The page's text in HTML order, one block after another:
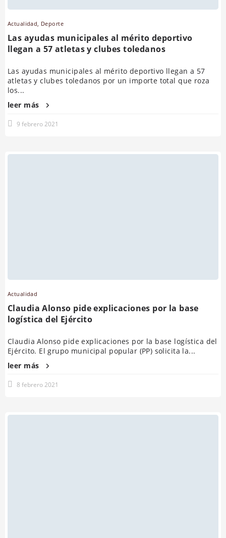
Actualidad, Deporte
Las ayudas municipales al mérito deportivo
llegan a 57 atletas y clubes toledanos
Las ayudas municipales al mérito deportivo llegan a 57
atletas y clubes toledanos por un importe total que roza
los...
leer más
9 febrero 2021
Actualidad
Claudia Alonso pide explicaciones por la base
logística del Ejército
Claudia Alonso pide explicaciones por la base logística del
Ejército. El grupo municipal popular (PP) solicita la...
leer más
8 febrero 2021